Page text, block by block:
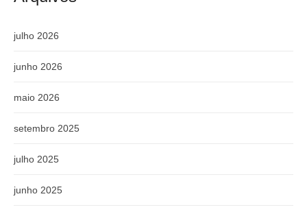
julho 2026
junho 2026
maio 2026
setembro 2025
julho 2025
junho 2025